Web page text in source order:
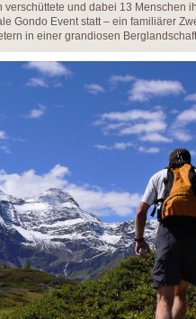
verschüttete und dabei 13 Menschen
Gondo Event statt – ein familiärer
in einer grandiosen